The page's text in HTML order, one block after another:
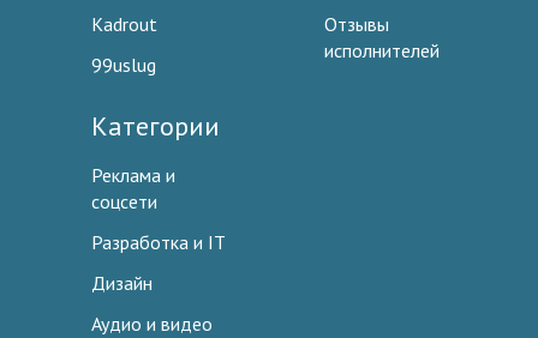
Kadrout
99uslug
Отзывы
исполнителей
Категории
Реклама и
соцсети
Разработка и IT
Дизайн
Аудио и видео